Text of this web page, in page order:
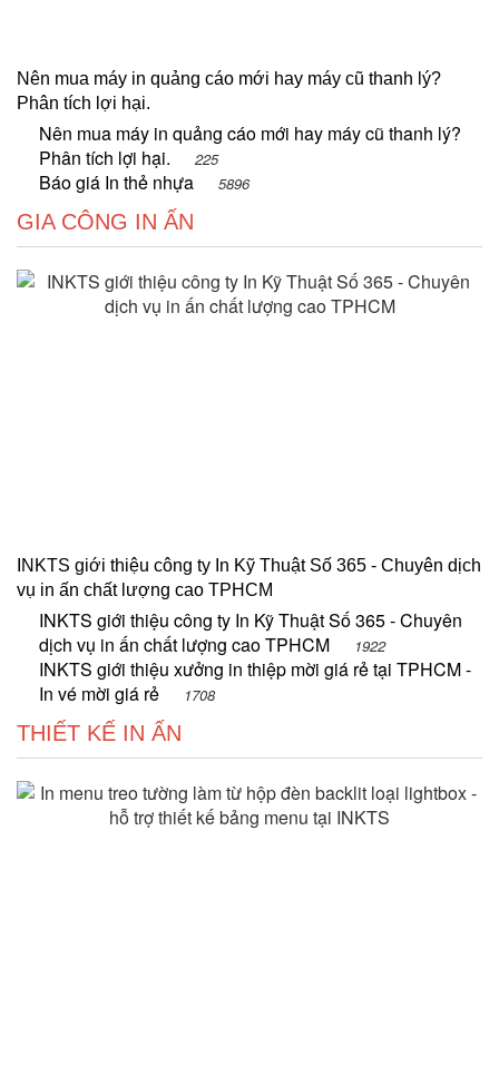
Nên mua máy in quảng cáo mới hay máy cũ thanh lý?
Phân tích lợi hại.
Nên mua máy in quảng cáo mới hay máy cũ thanh lý?
Phân tích lợi hại.
225
Báo giá In thẻ nhựa 5896
GIA CÔNG IN ẤN
INKTS giới thiệu công ty In Kỹ Thuật Số 365 - Chuyên dịch
vụ in ấn chất lượng cao TPHCM
INKTS giới thiệu công ty In Kỹ Thuật Số 365 - Chuyên
dịch vụ in ấn chất lượng cao TPHCM
1922
INKTS giới thiệu xưởng in thiệp mời giá rẻ tại TPHCM -
In vé mời giá rẻ
1708
THIẾT KẾ IN ẤN